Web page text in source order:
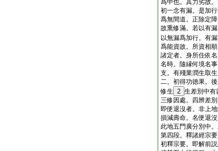
爲中也。其力劣故
初一念有漏。是加
爲無間道。正除定
故熏修滿。若以有
以無漏爲加行。有
爲能資故。所資相
諸定者。身所住依
名時。隨縁何境名
支。有殘業潤生取
二。初得功徳果。
修生 2 生差別中有
三修因處。四辨差
即便退沒者。非上
損減壽命。名便退
此地五門廣分別中
第四段。釋諸經宗
初釋宗要。即解前